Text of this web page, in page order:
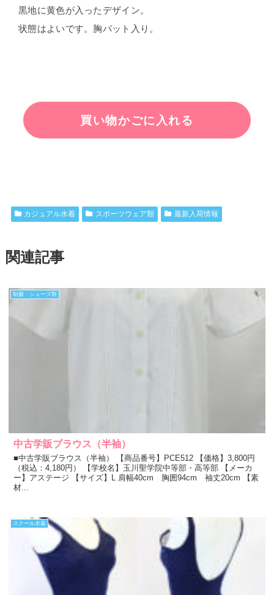
黒地に黄色が入ったデザイン。
状態はよいです。胸パット入り。
カジュアル水着 スポーツウェア類 最新入荷情報
関連記事
制服・シューズ類
中古学販ブラウス（半袖）
■中古学販ブラウス（半袖） 【商品番号】PCE512 【価格】3,800円
（税込：4,180円） 【学校名】玉川聖学院中等部・高等部 【メーカ
ー】アステージ 【サイズ】L 肩幅40cm 胸囲94cm 袖丈20cm 【素
材...
スクール水着